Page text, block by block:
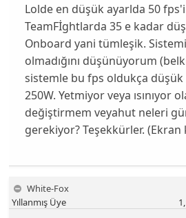
Lolde en düşük ayarlda 50
TeamFİghtlarda 35 e kadar
Onboard yani tümleşik.
olmadığını düşünüyorum
sistemle bu fps oldukça
250W. Yetmiyor veya ısınıyor
değiştirmem veyahut neleri
gerekiyor? Teşekkürler. (Ekran
White-Fox
Yıllanmış Üye